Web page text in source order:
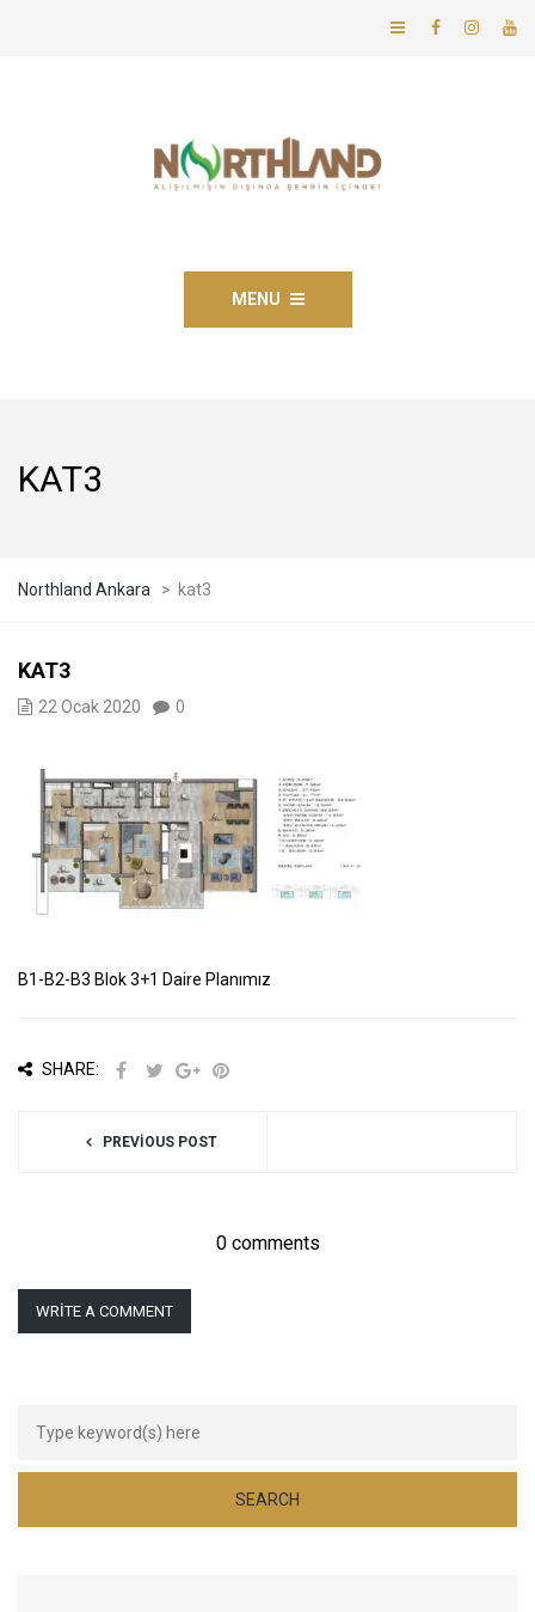
MENU
KAT3
Northland Ankara > kat3
KAT3
22 Ocak 2020 0
B1-B2-B3 Blok 3+1 Daire Planımız
SHARE:
PREVIOUS POST
0 comments
WRITE A COMMENT